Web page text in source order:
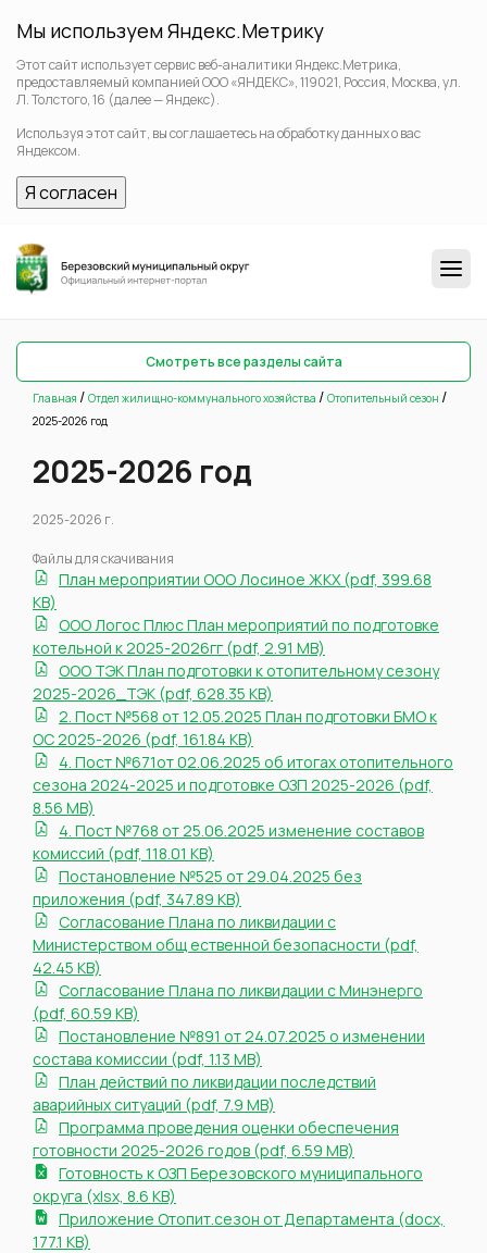
Мы используем Яндекс.Метрику
Этот сайт использует сервис веб-аналитики Яндекс.Метрика,
предоставляемый компанией ООО «ЯНДЕКС», 119021, Россия, Москва, ул.
Л. Толстого, 16 (далее — Яндекс).
Используя этот сайт, вы соглашаетесь на обработку данных о вас
Яндексом.
Я согласен
Смотреть все разделы сайта
Главная / Отдел жилищно-коммунального хозяйства / Отопительный сезон /
2025-2026 год
2025-2026 год
2025-2026 г.
Файлы для скачивания
План мероприятии ООО Лосиное ЖКХ (pdf, 399.68
KB)
ООО Логос Плюс План мероприятий по подготовке
котельной к 2025-2026гг (pdf, 2.91 MB)
ООО ТЭК План подготовки к отопительному сезону
2025-2026_ТЭК (pdf, 628.35 KB)
2. Пост №568 от 12.05.2025 План подготовки БМО к
ОС 2025-2026 (pdf, 161.84 KB)
4. Пост №671от 02.06.2025 об итогах отопительного
сезона 2024-2025 и подготовке ОЗП 2025-2026 (pdf,
8.56 MB)
4. Пост №768 от 25.06.2025 изменение составов
комиссий (pdf, 118.01 KB)
Постановление №525 от 29.04.2025 без
приложения (pdf, 347.89 KB)
Согласование Плана по ликвидации с
Министерством общ ественной безопасности (pdf,
42.45 KB)
Согласование Плана по ликвидации с Минэнерго
(pdf, 60.59 KB)
Постановление №891 от 24.07.2025 о изменении
состава комиссии (pdf, 1.13 MB)
План действий по ликвидации последствий
аварийных ситуаций (pdf, 7.9 MB)
Программа проведения оценки обеспечения
готовности 2025-2026 годов (pdf, 6.59 MB)
Готовность к ОЗП Березовского муниципального
округа (xlsx, 8.6 KB)
Приложение Отопит.сезон от Департамента (docx,
177.1 KB)